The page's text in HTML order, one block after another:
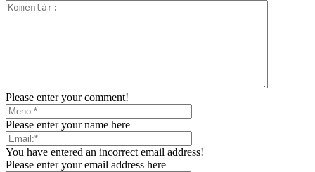
Please enter your comment!
Please enter your name here
You have entered an incorrect email address!
Please enter your email address here